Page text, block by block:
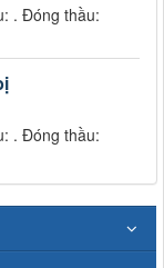
. Đóng thầu:
. Đóng thầu: